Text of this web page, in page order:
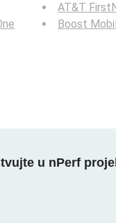
AT&T
Boost
u nPerf